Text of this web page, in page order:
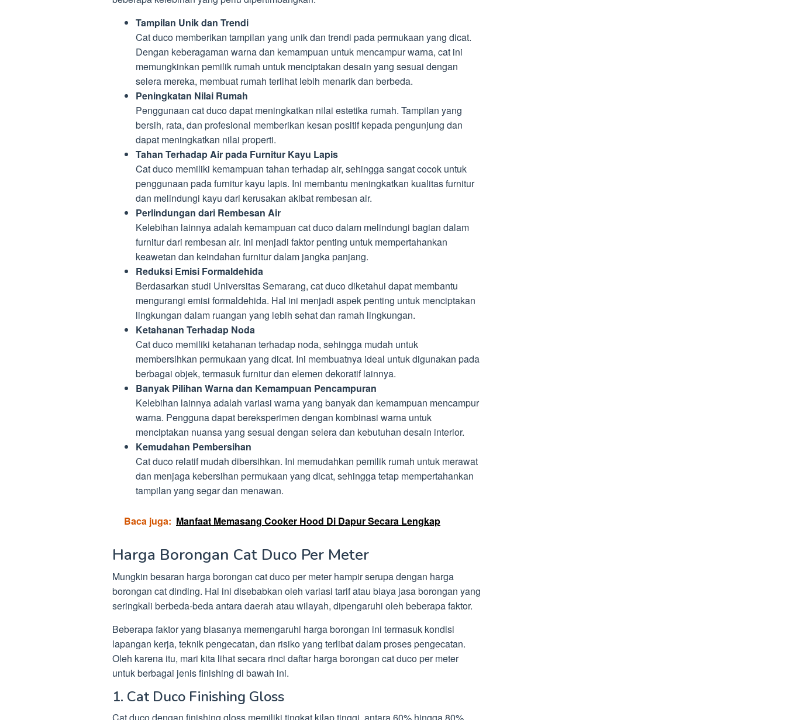
Tampilan Unik dan Trendi
Cat duco memberikan tampilan yang unik dan trendi pada permukaan yang dicat.
Dengan keberagaman warna dan kemampuan untuk mencampur warna, cat ini
memungkinkan pemilik rumah untuk menciptakan desain yang sesuai dengan
selera mereka, membuat rumah terlihat lebih menarik dan berbeda.
Peningkatan Nilai Rumah
Penggunaan cat duco dapat meningkatkan nilai estetika rumah. Tampilan yang
bersih, rata, dan profesional memberikan kesan positif kepada pengunjung dan
dapat meningkatkan nilai properti.
Tahan Terhadap Air pada Furnitur Kayu Lapis
Cat duco memiliki kemampuan tahan terhadap air, sehingga sangat cocok untuk
penggunaan pada furnitur kayu lapis. Ini membantu meningkatkan kualitas furnitur
dan melindungi kayu dari kerusakan akibat rembesan air.
Perlindungan dari Rembesan Air
Kelebihan lainnya adalah kemampuan cat duco dalam melindungi bagian dalam
furnitur dari rembesan air. Ini menjadi faktor penting untuk mempertahankan
keawetan dan keindahan furnitur dalam jangka panjang.
Reduksi Emisi Formaldehida
Berdasarkan studi Universitas Semarang, cat duco diketahui dapat membantu
mengurangi emisi formaldehida. Hal ini menjadi aspek penting untuk menciptakan
lingkungan dalam ruangan yang lebih sehat dan ramah lingkungan.
Ketahanan Terhadap Noda
Cat duco memiliki ketahanan terhadap noda, sehingga mudah untuk
membersihkan permukaan yang dicat. Ini membuatnya ideal untuk digunakan pada
berbagai objek, termasuk furnitur dan elemen dekoratif lainnya.
Banyak Pilihan Warna dan Kemampuan Pencampuran
Kelebihan lainnya adalah variasi warna yang banyak dan kemampuan mencampur
warna. Pengguna dapat bereksperimen dengan kombinasi warna untuk
menciptakan nuansa yang sesuai dengan selera dan kebutuhan desain interior.
Kemudahan Pembersihan
Cat duco relatif mudah dibersihkan. Ini memudahkan pemilik rumah untuk merawat
dan menjaga kebersihan permukaan yang dicat, sehingga tetap mempertahankan
tampilan yang segar dan menawan.
Baca juga: Manfaat Memasang Cooker Hood Di Dapur Secara Lengkap
Harga Borongan Cat Duco Per Meter
Mungkin besaran harga borongan cat duco per meter hampir serupa dengan harga
borongan cat dinding. Hal ini disebabkan oleh variasi tarif atau biaya jasa borongan yang
seringkali berbeda-beda antara daerah atau wilayah, dipengaruhi oleh beberapa faktor.
Beberapa faktor yang biasanya memengaruhi harga borongan ini termasuk kondisi
lapangan kerja, teknik pengecatan, dan risiko yang terlibat dalam proses pengecatan.
Oleh karena itu, mari kita lihat secara rinci daftar harga borongan cat duco per meter
untuk berbagai jenis finishing di bawah ini.
1. Cat Duco Finishing Gloss